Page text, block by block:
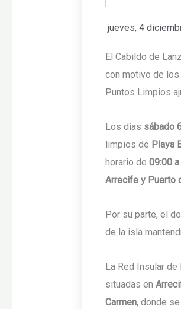
jueves, 4
El Cabildo de
con motivo de
Puntos Limpios
Los días sábado
limpios de Playa
horario de 09:00
Arrecife y Puerto
Por su parte, el
de la isla
La Red Insular
situadas en
Carmen, donde